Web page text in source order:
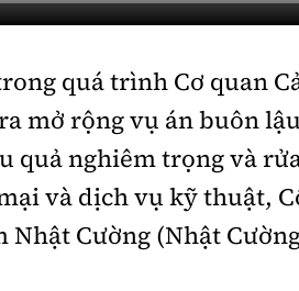
quá trình Cơ quan
mở rộng vụ án buôn
quả nghiêm trọng và
và dịch vụ kỹ thuật,
Cường (Nhật